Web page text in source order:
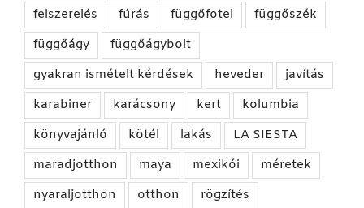
felszerelés
fúrás függőfotel
függőszék
függőágy
függőágybolt
gyakran ismételt kérdések
heveder
javítás
karabiner
karácsony kert
kolumbia
könyvajánló
kötél lakás
LA SIESTA
maradjotthon
maya mexikói
méretek
nyaraljotthon
otthon rögzítés